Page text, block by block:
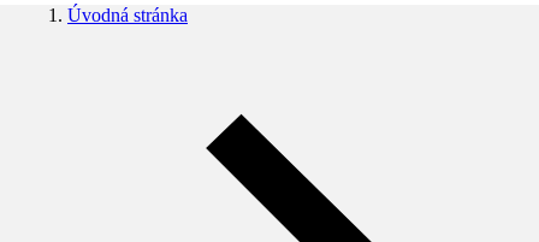
Úvodná stránka